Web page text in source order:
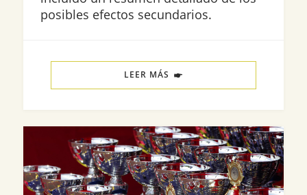
posibles efectos secundarios.
LEER MÁS